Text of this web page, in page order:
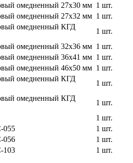
омедненный 27х30 мм 1 шт.
омедненный 27х32 мм 1 шт.
омедненный КГД
1 шт.
омедненный 32х36 мм 1 шт.
омедненный 36х41 мм 1 шт.
омедненный 46х50 мм 1 шт.
омедненный КГД
1 шт.
омедненный КГД
1 шт.
1 шт.
055
1 шт.
056
1 шт.
103 1 шт.